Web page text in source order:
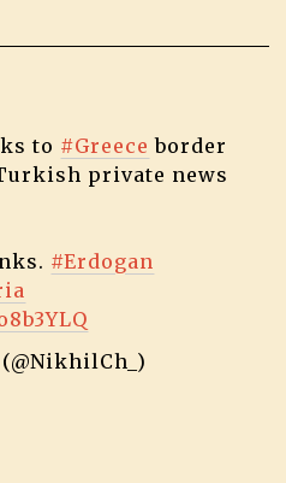
to #Greece border
private news
#Erdogan